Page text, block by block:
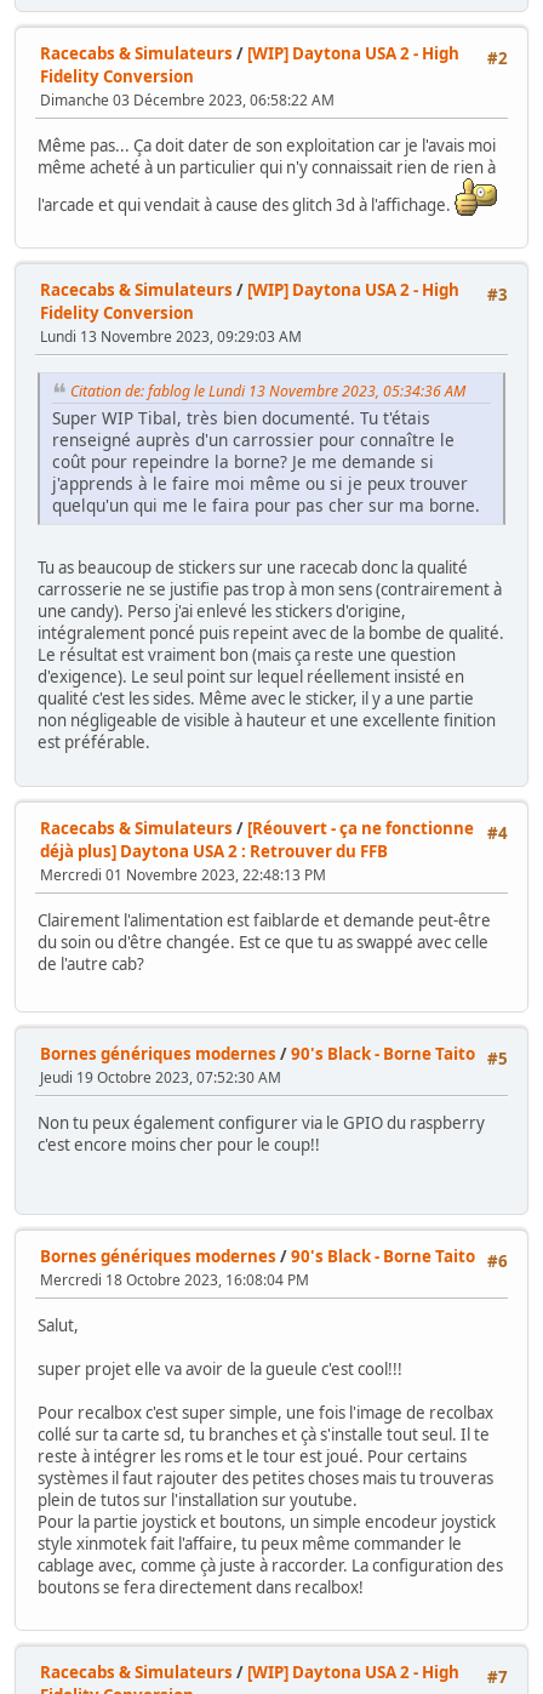
#2
Racecabs & Simulateurs / [WIP] Daytona USA 2 - High
Fidelity Conversion
Dimanche 03 Décembre 2023, 06:58:22 AM
Même pas... Ça doit dater de son exploitation car je l'avais moi
même acheté à un particulier qui n'y connaissait rien de rien à
l'arcade et qui vendait à cause des glitch 3d à l'affichage.
#3
Racecabs & Simulateurs / [WIP] Daytona USA 2 - High
Fidelity Conversion
Lundi 13 Novembre 2023, 09:29:03 AM
Citation de: fablog le Lundi 13 Novembre 2023, 05:34:36 AM
Super WIP Tibal, très bien documenté. Tu t'étais
renseigné auprès d'un carrossier pour connaître le
coût pour repeindre la borne? Je me demande si
j'apprends à le faire moi même ou si je peux trouver
quelqu'un qui me le faira pour pas cher sur ma borne.
Tu as beaucoup de stickers sur une racecab donc la qualité
carrosserie ne se justifie pas trop à mon sens (contrairement à
une candy). Perso j'ai enlevé les stickers d'origine,
intégralement poncé puis repeint avec de la bombe de qualité.
Le résultat est vraiment bon (mais ça reste une question
d'exigence). Le seul point sur lequel réellement insisté en
qualité c'est les sides. Même avec le sticker, il y a une partie
non négligeable de visible à hauteur et une excellente finition
est préférable.
#4
Racecabs & Simulateurs / [Réouvert - ça ne fonctionne
déjà plus] Daytona USA 2 : Retrouver du FFB
Mercredi 01 Novembre 2023, 22:48:13 PM
Clairement l'alimentation est faiblarde et demande peut-être
du soin ou d'être changée. Est ce que tu as swappé avec celle
de l'autre cab?
#5
Bornes génériques modernes /90's Black - Borne Taito
Jeudi 19 Octobre 2023, 07:52:30 AM
Non tu peux également configurer via le GPIO du raspberry
c'est encore moins cher pour le coup!!
#6
Bornes génériques modernes /90's Black - Borne Taito
Mercredi 18 Octobre 2023, 16:08:04 PM
Salut,
super projet elle va avoir de la gueule c'est cool!!!
Pour recalbox c'est super simple, une fois l'image de recolbax
collé sur ta carte sd, tu branches et çà s'installe tout seul. Il te
reste à intégrer les roms et le tour est joué. Pour certains
systèmes il faut rajouter des petites choses mais tu trouveras
plein de tutos sur l'installation sur youtube.
Pour la partie joystick et boutons, un simple encodeur joystick
style xinmotek fait l'affaire, tu peux même commander le
cablage avec, comme çà juste à raccorder. La configuration des
boutons se fera directement dans recalbox!
#7
Racecabs & Simulateurs / [WIP] Daytona USA 2 - High